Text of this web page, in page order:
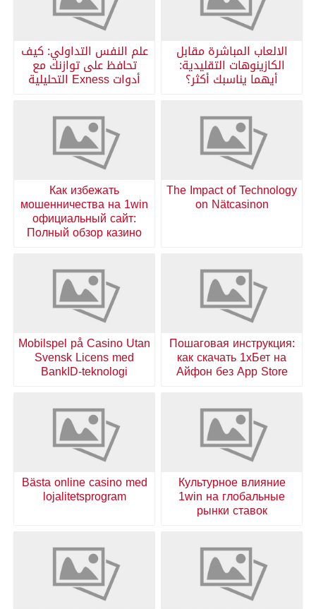
الالعاب المباشرة مقابل
الكازينوهات التقليدية:
أيهما يناسبك أكثر؟
علم النفس التداولي: كيف
تحافظ على توازنك مع
أدوات Exness التحليلية
The Impact of Technology
on Nätcasinon
Как избежать
мошенничества на 1win
официальный сайт:
Полный обзор казино
Пошаговая инструкция:
как скачать 1хБет на
Айфон без App Store
Mobilspel på Casino Utan
Svensk Licens med
BankID-teknologi
Культурное влияние
1win на глобальные
рынки ставок
Bästa online casino med
lojalitetsprogram